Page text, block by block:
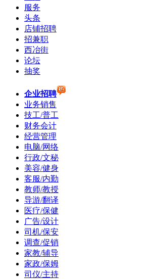
服务
头条
店铺招聘
招兼职
西冶街
论坛
抽奖
企业招聘
业务销售
技工/普工
财务会计
经营管理
电脑/网络
行政/文秘
美容/健身
客服/内勤
教师/教授
导游/翻译
医疗/保健
广告/设计
司机/保安
调查/促销
家教/辅导
家政/保姆
司仪/主持